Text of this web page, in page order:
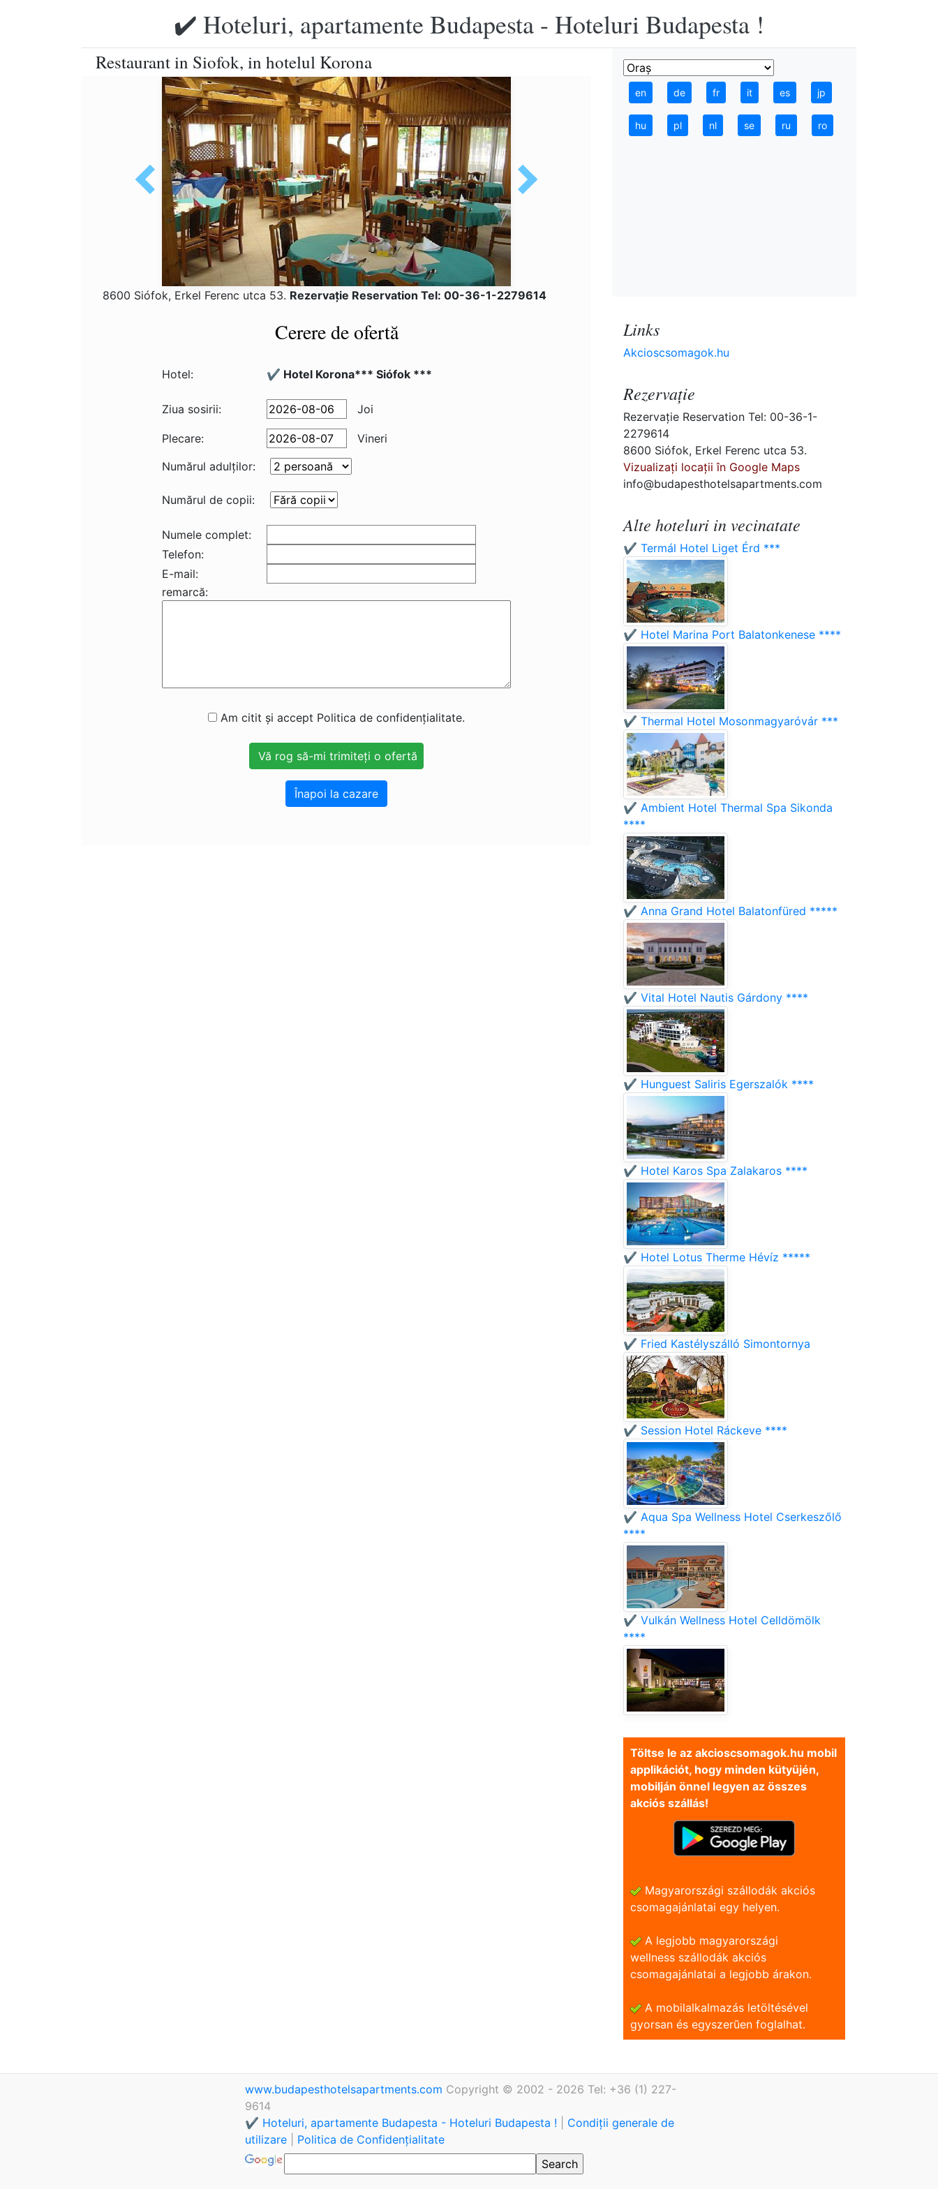
✔️ Hoteluri, apartamente Budapesta - Hoteluri Budapesta !
Restaurant in Siofok, in hotelul Korona
8600 Siófok, Erkel Ferenc utca 53. Rezervaţie Reservation Tel: 00-36-1-2279614
Cerere de ofertă
Hotel: ✔️ Hotel Korona*** Siófok ***
Ziua sosirii: Joi
Plecare:
Vineri
Numărul adulţilor:
Numărul de copii:
Numele complet:
Telefon:
E-mail:
remarcă:
Am citit și accept Politica de confidențialitate.
Înapoi la cazare
en de fr it es jp
hu pl nl se ru ro
Links
Akcioscsomagok.hu
Rezervaţie
Rezervaţie Reservation Tel: 00-36-1-
2279614
8600 Siófok, Erkel Ferenc utca 53.
Vizualizați locații în Google Maps
info@budapesthotelsapartments.com
Alte hoteluri in vecinatate
✔️ Termál Hotel Liget Érd ***
✔️ Hotel Marina Port Balatonkenese ****
✔️ Thermal Hotel Mosonmagyaróvár ***
✔️ Ambient Hotel Thermal Spa Sikonda
****
✔️ Anna Grand Hotel Balatonfüred *****
✔️ Vital Hotel Nautis Gárdony ****
✔️ Hunguest Saliris Egerszalók ****
✔️ Hotel Karos Spa Zalakaros ****
✔️ Hotel Lotus Therme Hévíz *****
✔️ Fried Kastélyszálló Simontornya
✔️ Session Hotel Ráckeve ****
✔️ Aqua Spa Wellness Hotel Cserkeszőlő
****
✔️ Vulkán Wellness Hotel Celldömölk
****
Töltse le az akcioscsomagok.hu mobil
applikációt, hogy minden kütyüjén,
mobilján önnel legyen az összes
akciós szállás!
Magyarországi szállodák akciós
csomagajánlatai egy helyen.
A legjobb magyarországi
wellness szállodák akciós
csomagajánlatai a legjobb árakon.
A mobilalkalmazás letöltésével
gyorsan és egyszerũen foglalhat.
www.budapesthotelsapartments.com Copyright © 2002 - 2026 Tel: +36 (1) 227-
9614
✔️ Hoteluri, apartamente Budapesta - Hoteluri Budapesta !
Condiții generale de
utilizare
Politica de Confidențialitate